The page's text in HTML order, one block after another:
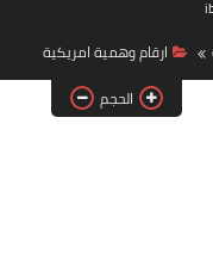
تطبيقات وبرامج
شروحات منوعة
ارقام وهمية امريكية
الحجم